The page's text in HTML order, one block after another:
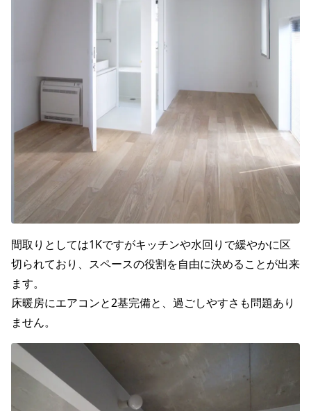
間取りとしては1Kですがキッチンや水回りで緩やかに区
切られており、スペースの役割を自由に決めることが出来
ます。
床暖房にエアコンと2基完備と、過ごしやすさも問題あり
ません。